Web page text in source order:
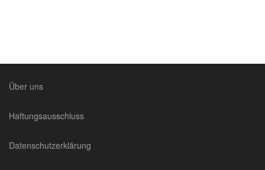
Über uns
Haftungsausschluss
Datenschutzerklärung